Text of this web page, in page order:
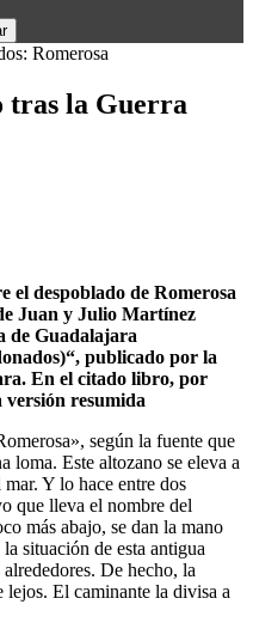
Romerosa
tras la Guerra
el despoblado de Romerosa
Juan y Julio Martínez
de Guadalajara
publicado por la
En el citado libro, por
versión resumida
según la fuente que
loma. Este altozano se eleva a
Y lo hace entre dos
que lleva el nombre del
más abajo, se dan la mano
situación de esta antigua
De hecho, la
lejos. El caminante la divisa a